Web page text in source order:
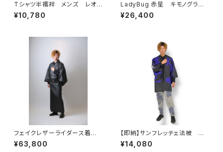
Tシャツ半襦袢 メンズ レオパ
ード グレー
¥10,780
LadyBug 赤星 キモノグラー
ス×ローブジャポニカコラボ浴
衣 メンズ 綿100％
¥26,400
フェイクレザーライダース着
物 メンズ単衣 マッドブラック
[少数生産]
¥63,800
【即納】サンフレッチェ法被 球
団公認グッズ やしまグループ
オリジナル 男女兼用 ポリエ
¥14,080